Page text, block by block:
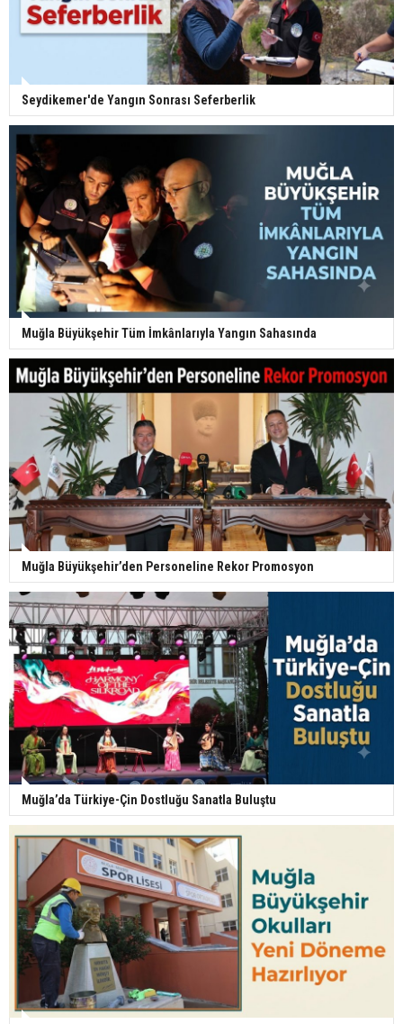
Seydikemer'de Yangın Sonrası Seferberlik
Muğla Büyükşehir Tüm İmkânlarıyla Yangın Sahasında
Muğla Büyükşehir’den Personeline Rekor Promosyon
Muğla’da Türkiye-Çin Dostluğu Sanatla Buluştu